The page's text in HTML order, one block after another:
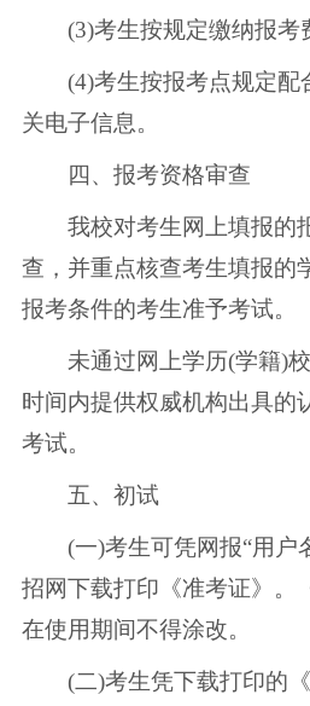
(3)考生按规定缴纳报考
(4)考生按报考点规定配
关电子信息。
四、报考资格审查
我校对考生网上填报的
查，并重点核查考生填报的
报考条件的考生准予考试。
未通过网上学历(学籍)校
时间内提供权威机构出具的
考试。
五、初试
(一)考生可凭网报“用户
招网下载打印《准考证》。
在使用期间不得涂改。
(二)考生凭下载打印的《